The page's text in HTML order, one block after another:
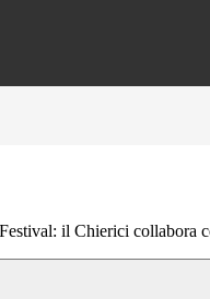
il Chierici collabora